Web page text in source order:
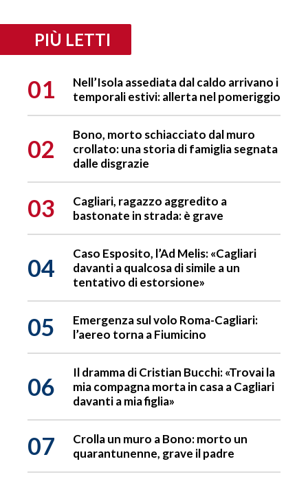
PIÙ LETTI
01
Nell’Isola assediata dal caldo arrivano i
temporali estivi: allerta nel pomeriggio
02
Bono, morto schiacciato dal muro
crollato: una storia di famiglia segnata
dalle disgrazie
03
Cagliari, ragazzo aggredito a
bastonate in strada: è grave
04
Caso Esposito, l’Ad Melis: «Cagliari
davanti a qualcosa di simile a un
tentativo di estorsione»
05
Emergenza sul volo Roma-Cagliari:
l’aereo torna a Fiumicino
06
Il dramma di Cristian Bucchi: «Trovai la
mia compagna morta in casa a Cagliari
davanti a mia figlia»
07
Crolla un muro a Bono: morto un
quarantunenne, grave il padre